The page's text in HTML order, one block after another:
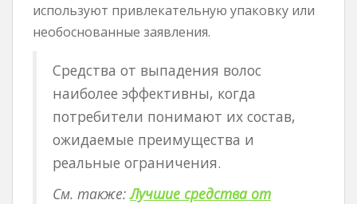
используют привлекательную упаковку или
необоснованные заявления.
Средства от выпадения волос
наиболее эффективны, когда
потребители понимают их состав,
ожидаемые преимущества и
реальные ограничения.
См. также:Лучшие средства от